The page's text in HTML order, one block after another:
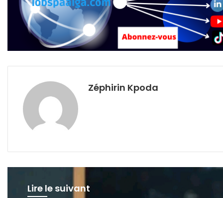
Zéphirin Kpoda
Lire le suivant